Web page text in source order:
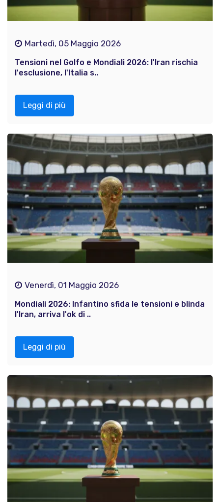
Martedì, 05 Maggio 2026
Tensioni nel Golfo e Mondiali 2026: l'Iran rischia
l'esclusione, l'Italia s..
Leggi di più
Venerdì, 01 Maggio 2026
Mondiali 2026: Infantino sfida le tensioni e blinda
l'Iran, arriva l'ok di ..
Leggi di più